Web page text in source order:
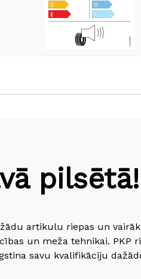
pilsētā!
artikulu riepas un
un meža tehnikai. PKP
savu kvalifikāciju